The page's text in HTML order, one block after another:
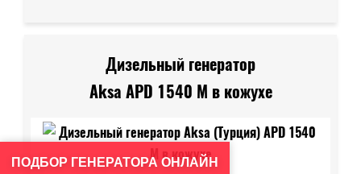
Дизельный генератор
Aksa APD 1540 M в кожухе
ПОДБОР ГЕНЕРАТОРА ОНЛАЙН